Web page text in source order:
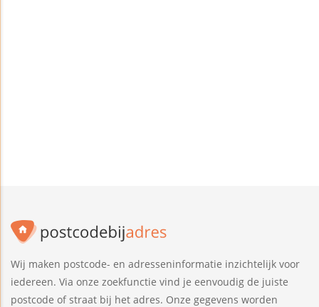
Wij maken postcode- en adresseninformatie inzichtelijk voor
iedereen. Via onze zoekfunctie vind je eenvoudig de juiste
postcode of straat bij het adres. Onze gegevens worden